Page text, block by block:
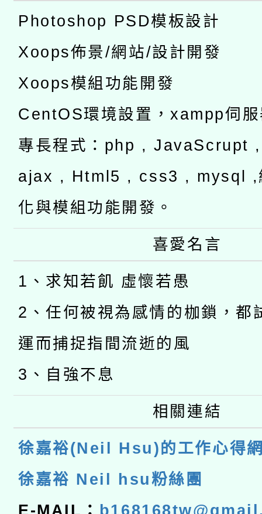
Photoshop PSD模板設計
Xoops佈景/網站/設計開發
Xoops模組功能開發
CentOS環境設置，xampp伺
專長程式：php , JavaScrupt
ajax , Html5 , css3 , mysql ,
化與模組功能開發。
喜愛名言
1、求知若飢 虛懷若愚
2、任何被視為感情的枷鎖，都
運而捕捉指間流逝的風
3、自強不息
相關連結
徐嘉裕(Neil Hsu)的工作心得
徐嘉裕 Neil hsu粉絲團